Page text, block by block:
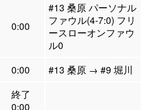
0:00
#13 桑原 パーソナル
ファウル(4-7:0) フリ
ースローオンファウ
ル0
0:00
#13 桑原 → #9 堀川
終了
0:00